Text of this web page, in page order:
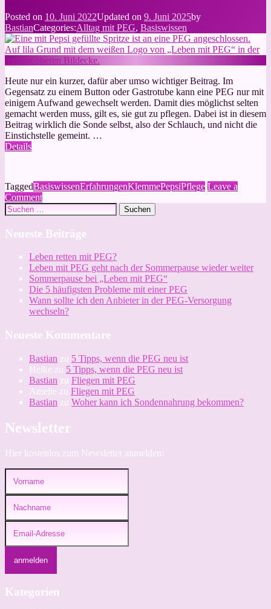
Posted on 10. Juni 2022Updated on 9. Juni 2025by
BastianCategories:Alltag mit PEG, Basiswissen
Heute nur ein kurzer, dafür aber umso wichtiger Beitrag. Im
Gegensatz zu einem Button oder Gastrotube kann eine PEG nur mit
einigem Aufwand gewechselt werden. Damit dies möglichst selten
gemacht werden muss, gilt es, sie gut zu pflegen. Dabei ist in diesem
Beitrag wirklich die Sonde selbst, also der Schlauch, und nicht die
Einstichstelle gemeint. …
Details
TaggedBasiswissenErfahrungenKlemmePepsiPflege Leave a
Commenton
Pflege
der
PEG-
Sonde
Suchen
nach:
Neueste Beiträge
Leben retten mit PEG?
Leben mit PEG geht nach der Sommerpause wieder weiter
Sommerpause bei „Leben mit PEG“
Die 5 häufigsten Probleme mit einer PEG
Wann sollte ich den Anbieter in der PEG-Versorgung
wechseln?
Neueste Kommentare
Bastian zu 5 Tipps, wenn die PEG neu ist
Heike zu 5 Tipps, wenn die PEG neu ist
Bastian zu Fliegen mit PEG
Amelie zu Fliegen mit PEG
Bastian zu Woher kann ich Sondennahrung bekommen?
Newsletter
Hier kostenlos zum Newsletter anmelden:
Kategorien